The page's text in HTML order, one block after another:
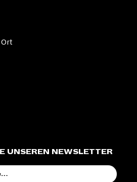
UNSEREN NEWSLETTER